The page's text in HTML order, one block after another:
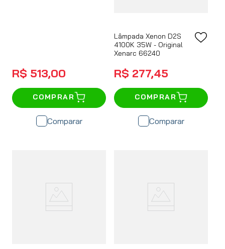
R$ 513,00
COMPRAR
Comparar
Lâmpada Xenon D2S
4100K 35W - Original
Xenarc 66240
R$ 277,45
COMPRAR
Comparar